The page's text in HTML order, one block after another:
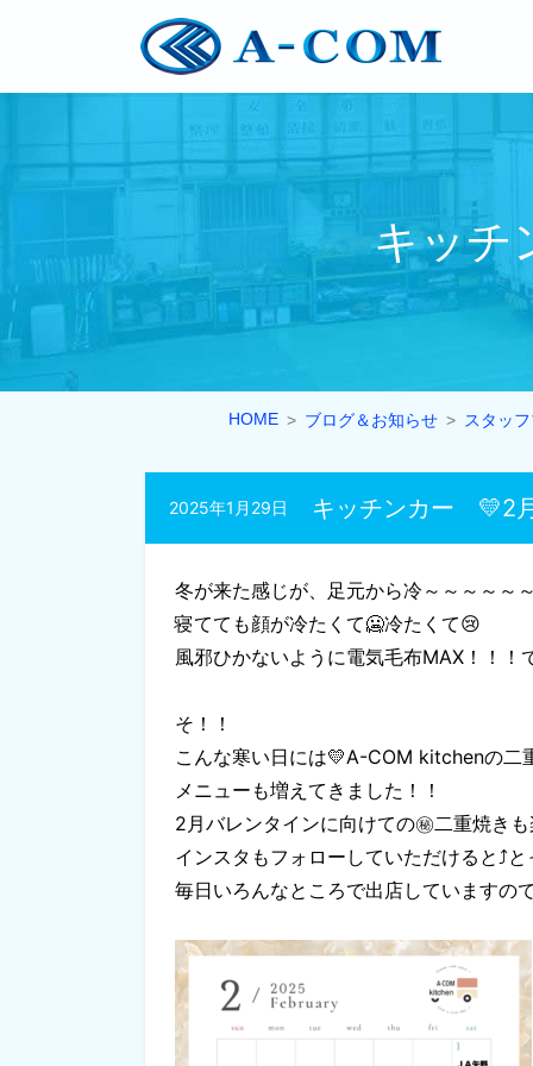
キッチ
HOME ブログ＆お知らせ スタッ
キッチンカー 💛2
2025年1月29日
冬が来た感じが、足元から冷～～～～～
寝てても顔が冷たくて🥶冷たくて😢
風邪ひかないように電気毛布MAX！！！
そ！！
こんな寒い日には💛A-COM kitchenの二
メニューも増えてきました！！
2月バレンタインに向けての㊙二重焼き
インスタもフォローしていただけると⤴
毎日いろんなところで出店しています